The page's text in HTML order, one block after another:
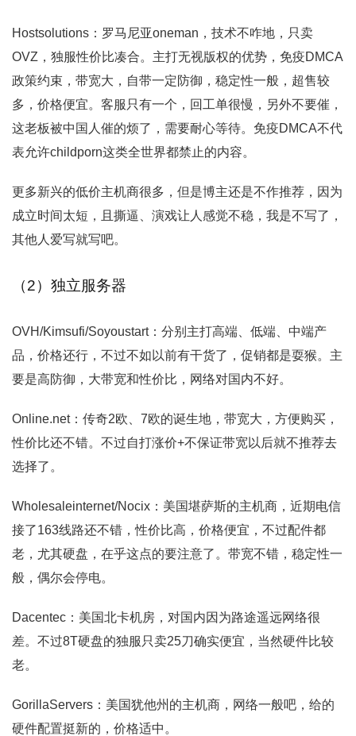
Hostsolutions：罗马尼亚oneman，技术不咋地，只卖
OVZ，独服性价比凑合。主打无视版权的优势，免疫DMCA
政策约束，带宽大，自带一定防御，稳定性一般，超售较
多，价格便宜。客服只有一个，回工单很慢，另外不要催，
这老板被中国人催的烦了，需要耐心等待。免疫DMCA不代
表允许childporn这类全世界都禁止的内容。
更多新兴的低价主机商很多，但是博主还是不作推荐，因为
成立时间太短，且撕逼、演戏让人感觉不稳，我是不写了，
其他人爱写就写吧。
（2）独立服务器
OVH/Kimsufi/Soyoustart：分别主打高端、低端、中端产
品，价格还行，不过不如以前有干货了，促销都是耍猴。主
要是高防御，大带宽和性价比，网络对国内不好。
Online.net：传奇2欧、7欧的诞生地，带宽大，方便购买，
性价比还不错。不过自打涨价+不保证带宽以后就不推荐去
选择了。
Wholesaleinternet/Nocix：美国堪萨斯的主机商，近期电信
接了163线路还不错，性价比高，价格便宜，不过配件都
老，尤其硬盘，在乎这点的要注意了。带宽不错，稳定性一
般，偶尔会停电。
Dacentec：美国北卡机房，对国内因为路途遥远网络很
差。不过8T硬盘的独服只卖25刀确实便宜，当然硬件比较
老。
GorillaServers：美国犹他州的主机商，网络一般吧，给的
硬件配置挺新的，价格适中。